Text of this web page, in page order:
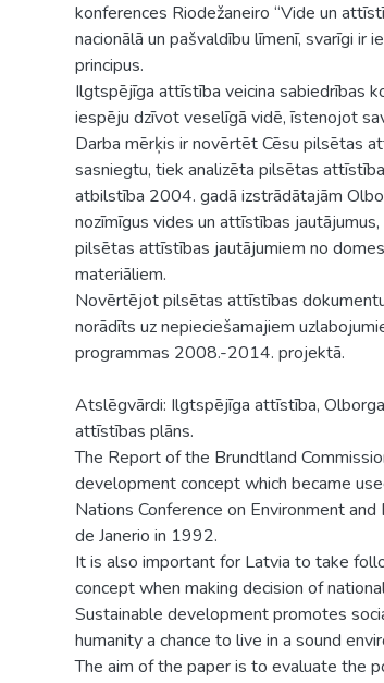
konferences Riodežaneiro “Vide un
nacionālā un pašvaldību līmenī, svarīgi
principus.
Ilgtspējīga attīstība veicina sabiedrības
iespēju dzīvot veselīgā vidē, īstenojot
Darba mērķis ir novērtēt Cēsu pilsētas
sasniegtu, tiek analizēta pilsētas
atbilstība 2004. gadā izstrādātajām
nozīmīgus vides un attīstības
pilsētas attīstības jautājumiem no
materiāliem.
Novērtējot pilsētas attīstības
norādīts uz nepieciešamajiem
programmas 2008.-2014. projektā.
Atslēgvārdi: Ilgtspējīga attīstība,
attīstības plāns.
The Report of the Brundtland
development concept which became
Nations Conference on Environment
de Janerio in 1992.
It is also important for Latvia to take
concept when making decision of
Sustainable development promotes
humanity a chance to live in a sound
The aim of the paper is to evaluate the